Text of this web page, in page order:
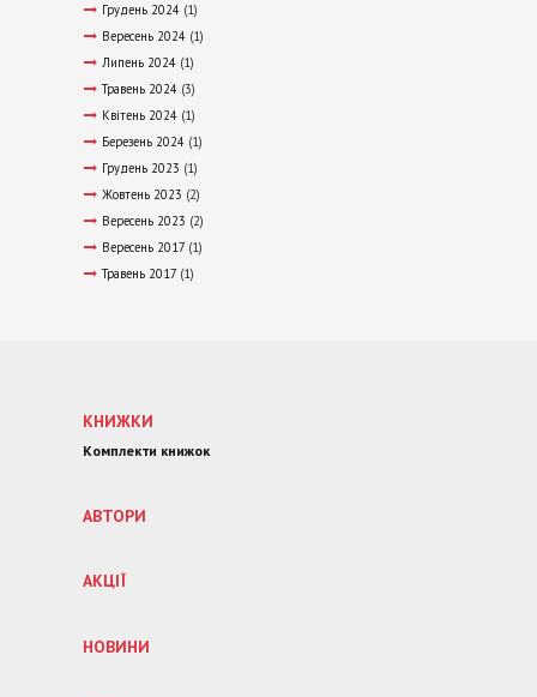
Грудень 2024 (1)
Вересень 2024 (1)
Липень 2024 (1)
Травень 2024 (3)
Квітень 2024 (1)
Березень 2024 (1)
Грудень 2023 (1)
Жовтень 2023 (2)
Вересень 2023 (2)
Вересень 2017 (1)
Травень 2017 (1)
КНИЖКИ
Комплекти книжок
АВТОРИ
АКЦІЇ
НОВИНИ